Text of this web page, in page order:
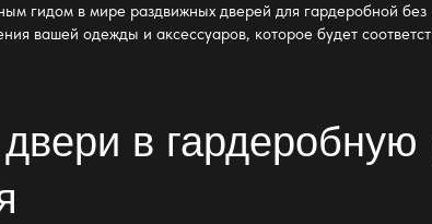
гидом в мире раздвижных дверей для гардеробной без
вашей одежды и аксессуаров, которое будет
в гардеробную